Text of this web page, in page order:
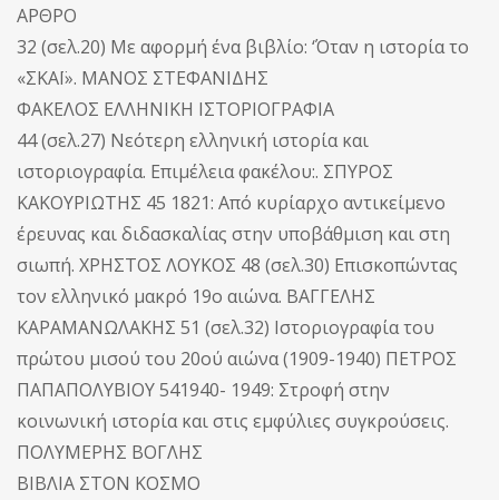
ΑΡΘΡΟ
32 (σελ.20) Με αφορμή ένα βιβλίο: ‘Όταν η ιστορία το
«ΣΚΑΪ». ΜΑΝΟΣ ΣΤΕΦΑΝΙΔΗΣ
ΦΑΚΕΛΟΣ ΕΛΛΗΝΙΚΗ ΙΣΤΟΡΙΟΓΡΑΦΙΑ
44 (σελ.27) Νεότερη ελληνική ιστορία και
ιστοριογραφία. Επιμέλεια φακέλου:. ΣΠΥΡΟΣ
ΚΑΚΟΥΡΙΩΤΗΣ 45 1821: Από κυρίαρχο αντικείμενο
έρευνας και διδασκαλίας στην υποβάθμιση και στη
σιωπή. ΧΡΗΣΤΟΣ ΛΟΥΚΟΣ 48 (σελ.30) Επισκοπώντας
τον ελληνικό μακρό 19ο αιώνα. ΒΑΓΓΕΛΗΣ
ΚΑΡΑΜΑΝΩΛΑΚΗΣ 51 (σελ.32) Ιστοριογραφία του
πρώτου μισού του 20ού αιώνα (1909-1940) ΠΕΤΡΟΣ
ΠΑΠΑΠΟΛΥΒΙΟΥ 541940- 1949: Στροφή στην
κοινωνική ιστορία και στις εμφύλιες συγκρούσεις.
ΠΟΛΥΜΕΡΗΣ ΒΟΓΛΗΣ
ΒΙΒΛΙΑ ΣΤΟΝ ΚΟΣΜΟ